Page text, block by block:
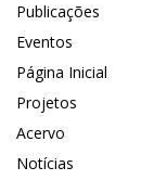
Publicações
Eventos
Página Inicial
Projetos
Acervo
Notícias